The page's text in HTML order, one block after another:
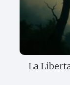
La